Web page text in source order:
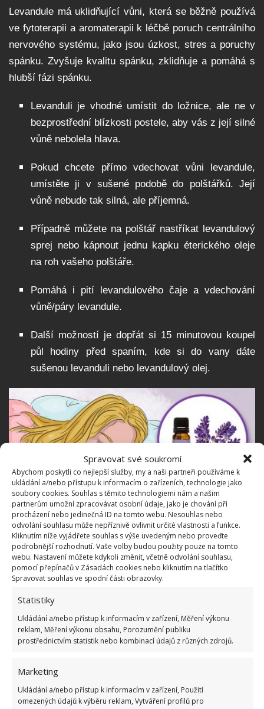
Spravovat své soukromí
Abychom poskytli co nejlepší služby, my a naši partneři používáme k
ukládání a/nebo přístupu k informacím o zařízeních, technologie jako
soubory cookies. Souhlas s těmito technologiemi nám a našim
partnerům umožní zpracovávat osobní údaje, jako je chování při
procházení nebo jedinečná ID na tomto webu. Nesouhlas nebo
odvolání souhlasu může nepříznivě ovlivnit určité vlastnosti a funkce.
Kliknutím níže vyjádřete souhlas s výše uvedeným nebo proveďte
podrobnější rozhodnutí. Vaše volby budou použity pouze na tomto
webu. Nastavení můžete kdykoli změnit, včetně odvolání souhlasu,
pomocí přepínačů v Zásadách cookies nebo kliknutím na tlačítko
Spravovat souhlas ve spodní části obrazovky.
Statistiky
Ukládání a/nebo přístup k informacím v zařízení, Měření výkonu
reklam, Měření výkonu obsahu, Porozumění publiku
prostřednictvím statistik nebo kombinací údajů z různých zdrojů.
Marketing
Ukládání a/nebo přístup k informacím v zařízení, Použití
omezených údajů k výběru reklam, Vytváření profilů pro
Levandule má uklidňující vůni, která se běžně používá
ve fytoterapii a aromaterapii k léčbě poruch centrálního
nervového systému, jako jsou úzkost, stres a poruchy
spánku. Zvyšuje kvalitu spánku, zklidňuje a pomáhá s
hlubší fázi spánku.
Levanduli je vhodné umístit do ložnice, ale ne v
bezprostřední blízkosti postele, aby vás z její silné
vůně nebolela hlava.
Pokud chcete přímo vdechovat vůni levandule,
umístěte ji v sušené podobě do polštářků. Její
vůně nebude tak silná, ale příjemná.
Případně můžete na polštář nastříkat levandulový
sprej nebo kápnout jednu kapku éterického oleje
na roh vašeho polštáře.
Pomáhá i pití levandulového čaje a vdechování
vůně/páry levandule.
Další možností je dopřát si 15 minutovou koupel
půl hodiny před spaním, kde si do vany dáte
sušenou levanduli nebo levandulový olej.
Levandule a její vliv na zdraví
Uklidňující prostředek při potížích nervového
původu
Pomáhá s nespavostí, návalech a při bolestech
hlavy
Pomáhá také při žaludečních kolikách, astmatu,
plynatosti